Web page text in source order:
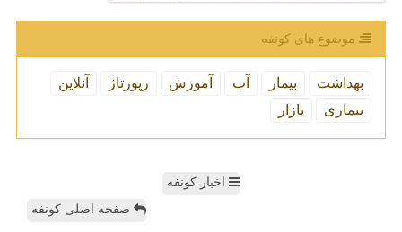
موضوع های كونفه
بهداشت بیمار آب آموزش رپورتاژ
آنلاین
بیماری
بازار
اخبار کونفه
صفحه اصلی کونفه